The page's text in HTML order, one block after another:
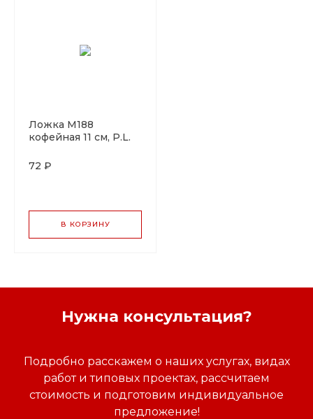
Ложка М188
кофейная 11 см, P.L.
72 ₽
В КОРЗИНУ
Нужна консультация?
Подробно расскажем о наших услугах, видах
работ и типовых проектах, рассчитаем
стоимость и подготовим индивидуальное
предложение!